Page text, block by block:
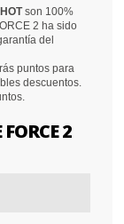
son 100%
2 ha sido
del
puntos para
descuentos.
2